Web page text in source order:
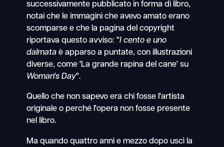
successivamente pubblicato in forma di libro,
notai che le immagini che avevo amato erano
scomparse e che la pagina del copyright
riportava questo avviso: "I cento e uno
dalmata è apparso a puntate, con illustrazioni
diverse, come 'La grande rapina del cane' su
Woman's Day".
Quello che non sapevo era chi fosse l'artista
originale o perché l'opera non fosse presente
nel libro.
Ma quando quattro anni e mezzo dopo uscì la